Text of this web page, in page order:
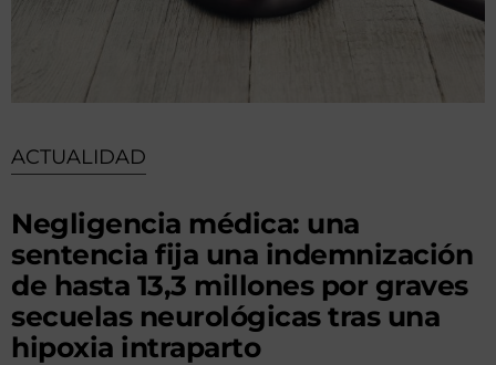
ACTUALIDAD
Negligencia médica: una
sentencia fija una indemnización
de hasta 13,3 millones por graves
secuelas neurológicas tras una
hipoxia intraparto